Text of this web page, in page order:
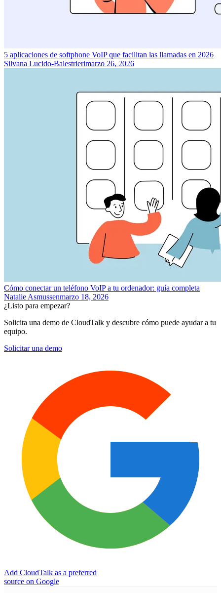
5 aplicaciones de softphone VoIP que facilitan las llamadas en 2026
Silvana Lucido-Balestrierimarzo 26, 2026
Cómo conectar un teléfono VoIP a tu ordenador: guía completa
Natalie Asmussenmarzo 18, 2026
¿Listo para empezar?
Solicita una demo de CloudTalk y descubre cómo puede ayudar a tu
equipo.
Solicitar una demo
Add CloudTalk as a preferred
source on Google